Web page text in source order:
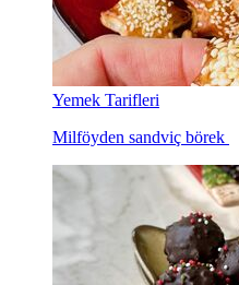
Yemek Tarifleri
Milföyden sandviç börek